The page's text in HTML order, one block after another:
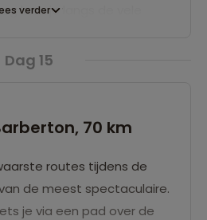
kom je langs de vele
slapen we in een
verder
Dag 15
70 km
routes tijdens de
de meest spectaculaire.
je via een pad over de